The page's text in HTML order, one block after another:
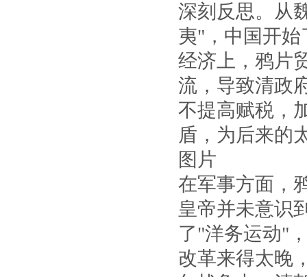
深刻反思。从
夷"，中国开
经济上，鸦片
流，导致清政
不提高赋税，
盾，为后来的
图片
在军事方面，
皇帝并未意识
了"洋务运动"
改革来得太晚